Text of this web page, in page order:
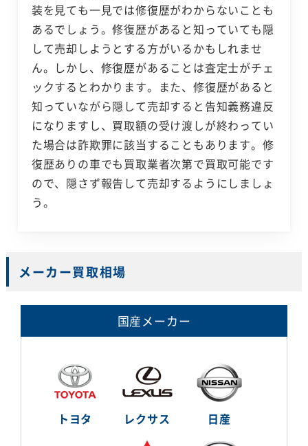
装を見ても一見では修復歴がわからないことも
あるでしょう。修復歴があると知っていても隠
して売却しようとする方がいるかもしれませ
ん。しかし、修復歴があることは査定士がチェ
ックするとわかります。また、修復歴があると
知っていながら隠して売却すると告知義務違反
になりますし、買取額の受け渡しが終わってい
た場合は詐欺罪に該当することもあります。修
復歴ありの車でも買取業者次第で買取可能です
ので、隠さず報告して売却するようにしましょ
う。
メーカー買取相場
国産メーカー
トヨタ レクサス 日産